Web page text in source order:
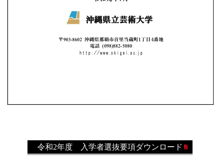
令和2年度 入学者選抜要項ダウンロード